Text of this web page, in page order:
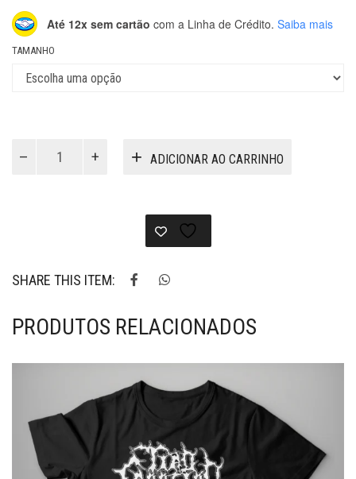
Até 12x sem cartão com a Linha de Crédito. Saiba mais
TAMANHO
ADICIONAR AO CARRINHO
SHARE THIS ITEM:
PRODUTOS RELACIONADOS